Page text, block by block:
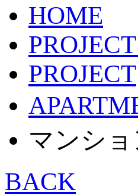
HOME
PROJECT
マンシ
BACK